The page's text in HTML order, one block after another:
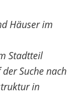
Häuser im
Stadtteil
Suche nach
in